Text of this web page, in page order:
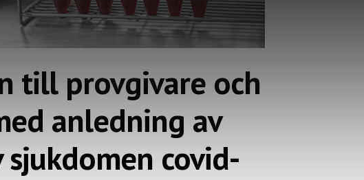
till provgivare och
anledning av
covid-